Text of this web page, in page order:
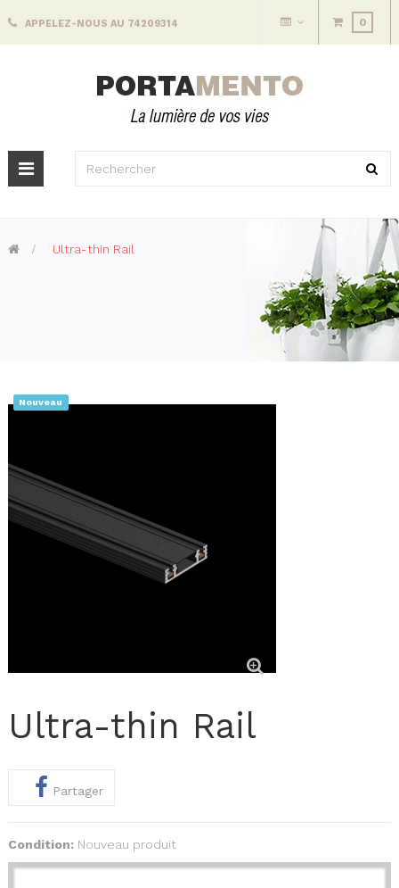
0
APPELEZ-NOUS AU 74209314
Basculer
la
> Ultra-thin Rail
Nouveau
Ultra-thin Rail
Partager
Condition: Nouveau produit